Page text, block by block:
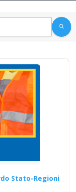
Stato-Regioni